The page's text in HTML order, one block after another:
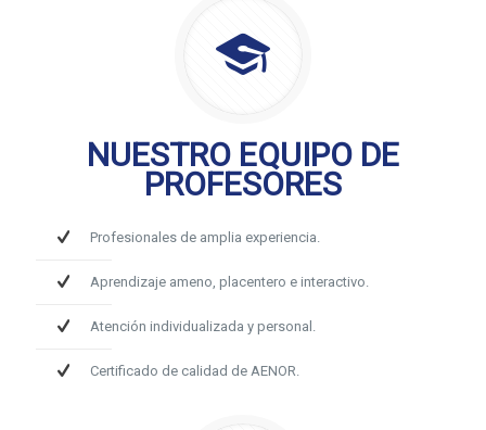
NUESTRO EQUIPO DE
PROFESORES
Profesionales de amplia experiencia.
Aprendizaje ameno, placentero e interactivo.
Atención individualizada y personal.
Certificado de calidad de AENOR.